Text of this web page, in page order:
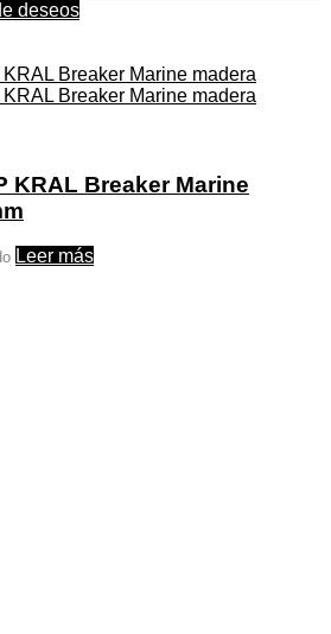
deseos
KRAL Breaker Marine
Leer más